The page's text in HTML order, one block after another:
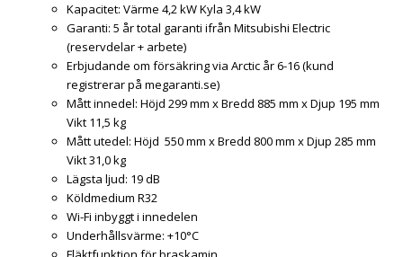
Kapacitet: Värme 4,2 kW Kyla 3,4 kW
Garanti: 5 år total garanti ifrån Mitsubishi Electric
(reservdelar + arbete)
Erbjudande om försäkring via Arctic år 6-16 (kund
registrerar på megaranti.se)
Mått innedel: Höjd 299 mm x Bredd 885 mm x Djup 195 mm
Vikt 11,5 kg
Mått utedel: Höjd 550 mm x Bredd 800 mm x Djup 285 mm
Vikt 31,0 kg
Lägsta ljud: 19 dB
Köldmedium R32
Wi-Fi inbyggt i innedelen
Underhållsvärme: +10°C